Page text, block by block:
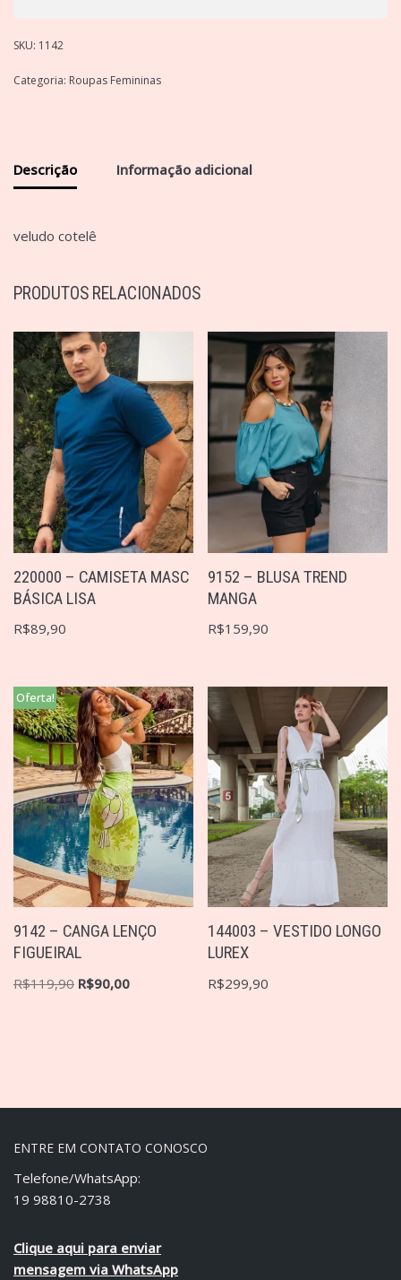
SKU: 1142
Categoria: Roupas Femininas
Descrição Informação adicional
veludo cotelê
PRODUTOS RELACIONADOS
220000 – CAMISETA MASC
BÁSICA LISA
R$89,90
9152 – BLUSA TREND
MANGA
R$159,90
Oferta!
9142 – CANGA LENÇO
FIGUEIRAL
R$119,90 R$90,00
144003 – VESTIDO LONGO
LUREX
R$299,90
ENTRE EM CONTATO CONOSCO
Telefone/WhatsApp:
19 98810-2738
Clique aqui para enviar
mensagem via WhatsApp